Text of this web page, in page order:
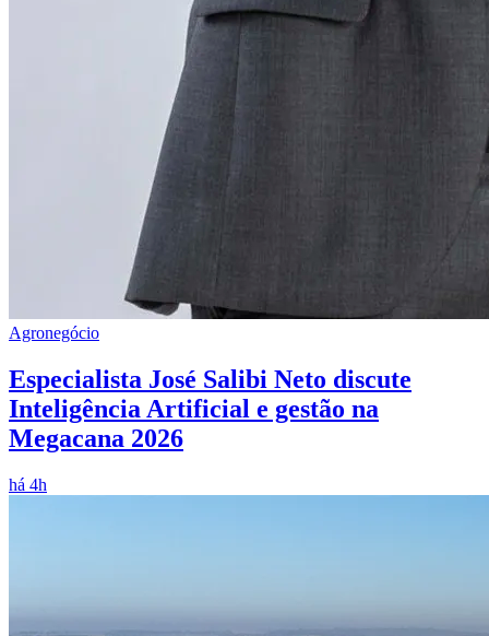
Agronegócio
Especialista José Salibi Neto discute
Inteligência Artificial e gestão na
Megacana 2026
há 4h